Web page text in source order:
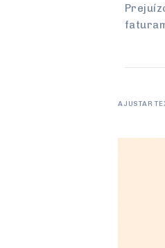
AJUSTAR